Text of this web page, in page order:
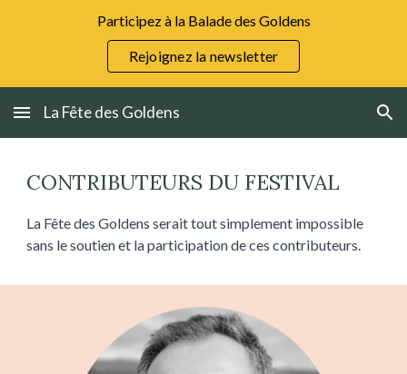
Skip to main content
Participez à la Balade des Goldens
Rejoignez la newsletter
La Fête des Goldens
CONTRIBUTEURS DU FESTIVAL
La Fête des Goldens serait tout simplement impossible
sans le soutien et la participation de ces contributeurs.